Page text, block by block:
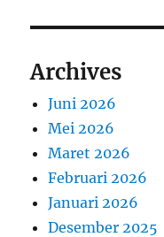
Archives
Juni 2026
Mei 2026
Maret 2026
Februari 2026
Januari 2026
Desember 2025